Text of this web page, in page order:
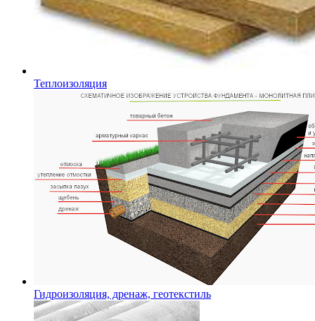
Теплоизоляция
Гидроизоляция, дренаж, геотекстиль